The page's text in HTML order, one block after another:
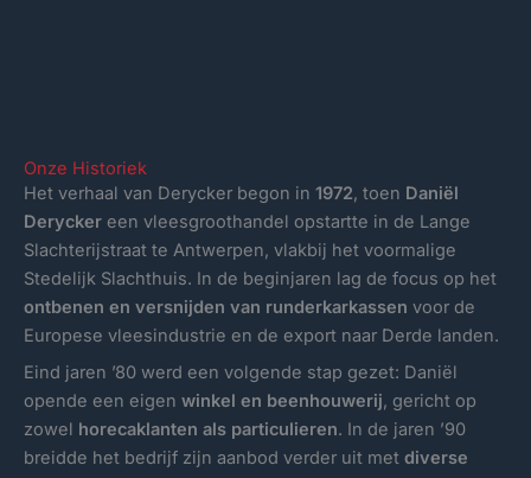
Onze Historiek
Het verhaal van Derycker begon in 1972, toen Daniël
Derycker een vleesgroothandel opstartte in de Lange
Slachterijstraat te Antwerpen, vlakbij het voormalige
Stedelijk Slachthuis. In de beginjaren lag de focus op het
ontbenen en versnijden van runderkarkassen voor de
Europese vleesindustrie en de export naar Derde landen.
Eind jaren ’80 werd een volgende stap gezet: Daniël
opende een eigen winkel en beenhouwerij, gericht op
zowel horecaklanten als particulieren. In de jaren ’90
breidde het bedrijf zijn aanbod verder uit met diverse